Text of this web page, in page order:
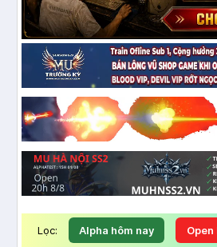
Lọc: Alpha hôm nay Open